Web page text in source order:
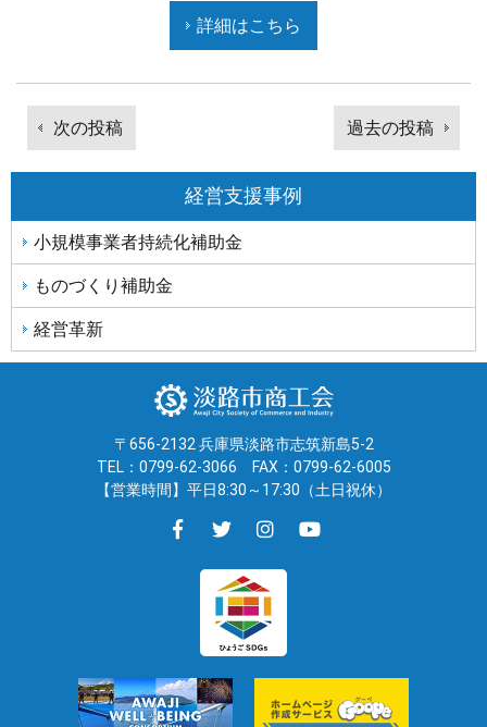
詳細はこちら
ナ
ゲ
ー
ン
過去の投稿
記
次の投稿
記
事
経営支援事例
小規模事業者持続化補助金
ものづくり補助金
経営革新
〒656-2132 兵庫県淡路市志筑新島5-2
TEL：0799-62-3066
FAX：0799-62-6005
【営業時間】平日8:30～17:30（土日祝休）